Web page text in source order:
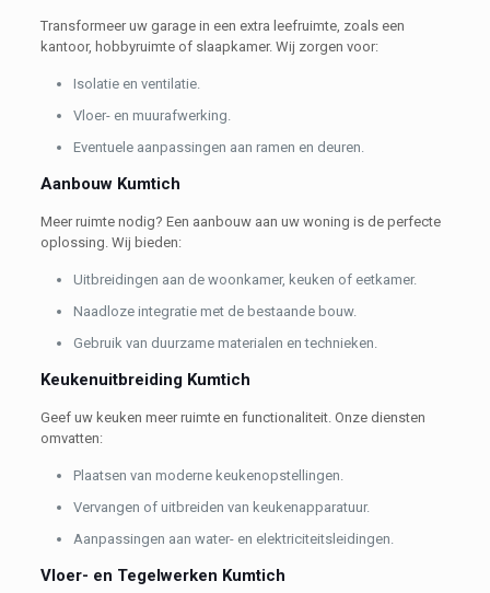
Transformeer uw garage in een extra leefruimte, zoals een
kantoor, hobbyruimte of slaapkamer. Wij zorgen voor:
Isolatie en ventilatie.
Vloer- en muurafwerking.
Eventuele aanpassingen aan ramen en deuren.
Aanbouw Kumtich
Meer ruimte nodig? Een aanbouw aan uw woning is de perfecte
oplossing. Wij bieden:
Uitbreidingen aan de woonkamer, keuken of eetkamer.
Naadloze integratie met de bestaande bouw.
Gebruik van duurzame materialen en technieken.
Keukenuitbreiding Kumtich
Geef uw keuken meer ruimte en functionaliteit. Onze diensten
omvatten:
Plaatsen van moderne keukenopstellingen.
Vervangen of uitbreiden van keukenapparatuur.
Aanpassingen aan water- en elektriciteitsleidingen.
Vloer- en Tegelwerken Kumtich